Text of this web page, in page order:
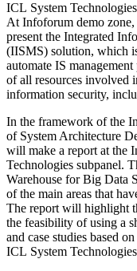
ICL System
At Infoforum demo
present the Integrated
(IISMS) solution, which
automate IS
of all resources involved
information security,
In the framework of the
of System Architecture
will make a report at the
Technologies subpanel.
Warehouse for Big Data
of the main areas that
The report will highlight
the feasibility of using a
and case studies based
ICL System